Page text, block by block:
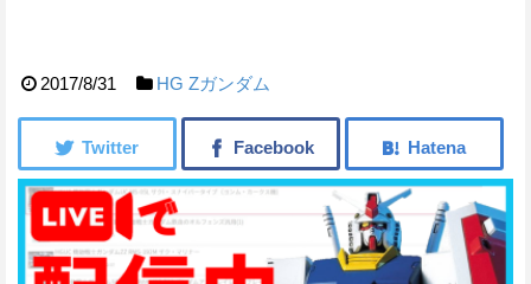
2017/8/31 HG Ζガンダム